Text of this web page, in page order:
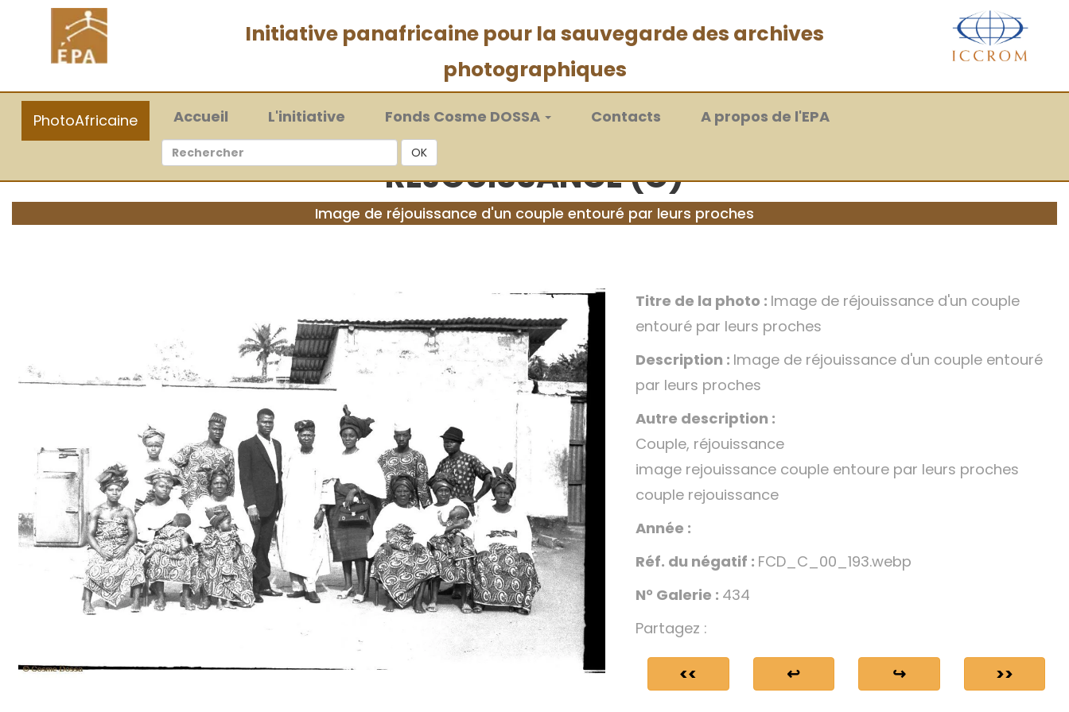
Initiative panafricaine pour la sauvegarde des archives
photographiques
PhotoAfricaine Accueil(current)L'initiative Fonds Cosme DOSSA Contacts A propos de l'EPA
OK
RÉJOUISSANCE (C)
Image de réjouissance d'un couple entouré par leurs proches
Titre de la photo : Image de réjouissance d'un couple
entouré par leurs proches
Description : Image de réjouissance d'un couple entouré
par leurs proches
Autre description :
Couple, réjouissance
image rejouissance couple entoure par leurs proches
couple rejouissance
Année :
Réf. du négatif : FCD_C_00_193.webp
N° Galerie : 434
Partagez :
<< ↩ ↪ >>